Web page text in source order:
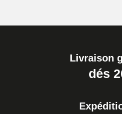
Livraison
dés